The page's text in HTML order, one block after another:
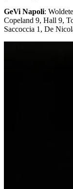
GeVi Napoli:
Copeland 9, Hall 9,
Saccoccia 1, De